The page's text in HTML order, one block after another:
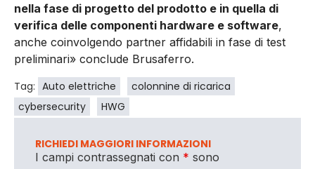
nella fase di progetto del prodotto e in quella di
verifica delle componenti hardware e software,
anche coinvolgendo partner affidabili in fase di test
preliminari» conclude Brusaferro.
Tag: Auto elettriche
colonnine di ricarica
cybersecurity
HWG
RICHIEDI MAGGIORI INFORMAZIONI
I campi contrassegnati con * sono